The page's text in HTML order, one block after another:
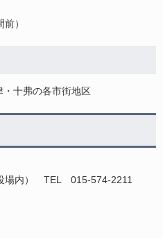
）
・十弗の各市街地区
場内） TEL 015-574-2211